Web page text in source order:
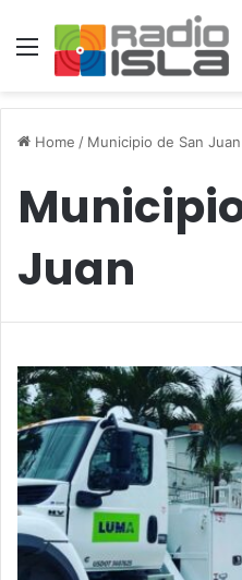
Menu
Home / Municipio de San Juan
Juan